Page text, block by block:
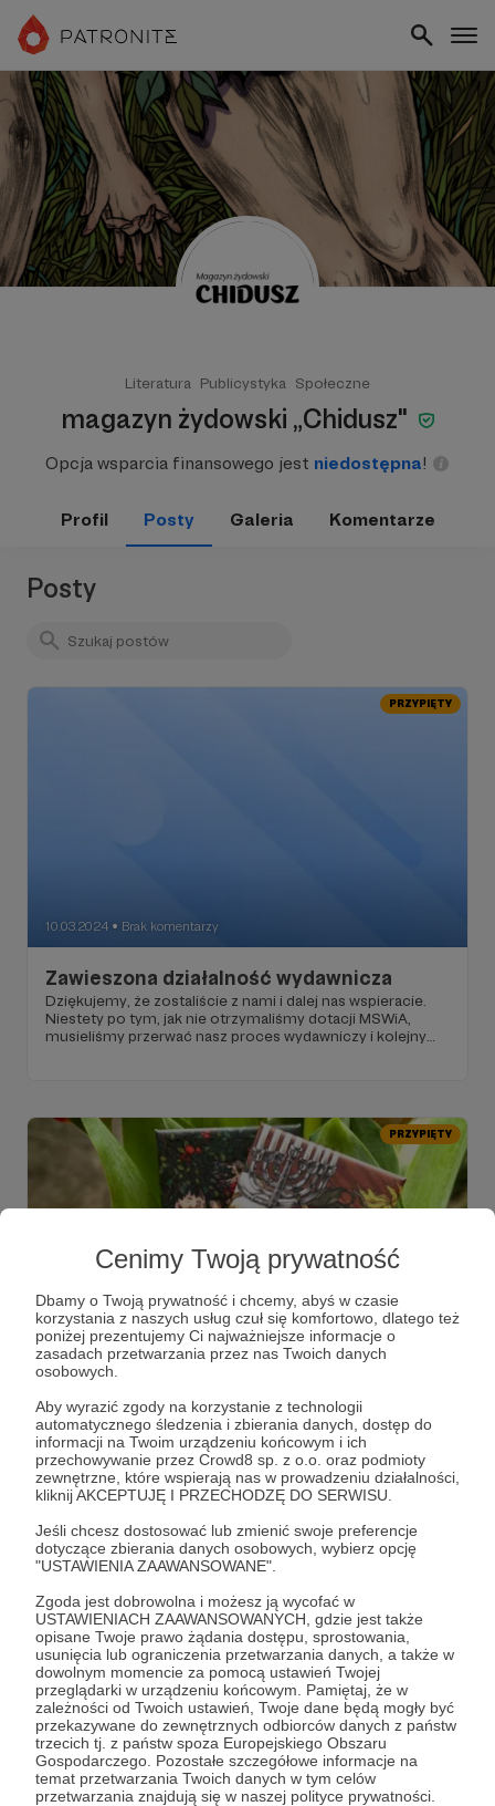
Cenimy Twoją prywatność
Dbamy o Twoją prywatność i chcemy, abyś w czasie
korzystania z naszych usług czuł się komfortowo, dlatego też
poniżej prezentujemy Ci najważniejsze informacje o
zasadach przetwarzania przez nas Twoich danych
osobowych.
Aby wyrazić zgody na korzystanie z technologii
automatycznego śledzenia i zbierania danych, dostęp do
informacji na Twoim urządzeniu końcowym i ich
przechowywanie przez Crowd8 sp. z o.o. oraz podmioty
zewnętrzne, które wspierają nas w prowadzeniu działalności,
kliknij AKCEPTUJĘ I PRZECHODZĘ DO SERWISU.
Jeśli chcesz dostosować lub zmienić swoje preferencje
dotyczące zbierania danych osobowych, wybierz opcję
"USTAWIENIA ZAAWANSOWANE".
Zgoda jest dobrowolna i możesz ją wycofać w
USTAWIENIACH ZAAWANSOWANYCH, gdzie jest także
opisane Twoje prawo żądania dostępu, sprostowania,
usunięcia lub ograniczenia przetwarzania danych, a także w
dowolnym momencie za pomocą ustawień Twojej
przeglądarki w urządzeniu końcowym. Pamiętaj, że w
zależności od Twoich ustawień, Twoje dane będą mogły być
przekazywane do zewnętrznych odbiorców danych z państw
trzecich tj. z państw spoza Europejskiego Obszaru
Gospodarczego. Pozostałe szczegółowe informacje na
temat przetwarzania Twoich danych w tym celów
przetwarzania znajdują się w naszej polityce prywatności.
Literatura Publicystyka Społeczne
magazyn żydowski „Chidusz"
Opcja wsparcia finansowego jest niedostępna!
Profil Posty Galeria Komentarze
Posty
PRZYPIĘTY
10.03.2024 ● Brak komentarzy
Zawieszona działalność wydawnicza
Dziękujemy, że zostaliście z nami i dalej nas wspieracie.
Niestety po tym, jak nie otrzymaliśmy dotacji MSWiA,
musieliśmy przerwać nasz proces wydawniczy i kolejny
PRZYPIĘTY
08.04.2023 ● Brak komentarzy
Magnesy – prezenty dla osób
patronujących!
Przygotowaliśmy specjalnie dla Was dwa pierwsze
magnesy, które otrzymacie za wsparcie „Chiduszu".
03.07.2022 ● Brak komentarzy